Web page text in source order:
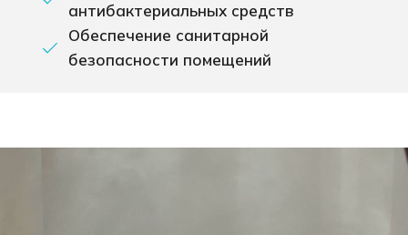
антибактериальных средств
Обеспечение санитарной
безопасности помещений